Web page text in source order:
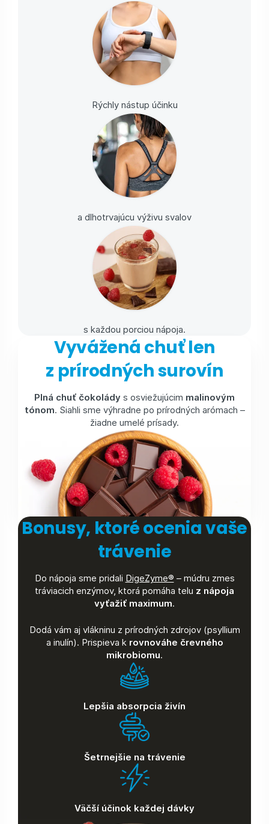
Rýchly nástup účinku
a dlhotrvajúcu výživu svalov
s každou porciou nápoja.
Vyvážená chuť len
z prírodných surovín
Plná chuť čokolády s osviežujúcim malinovým
tónom. Siahli sme výhradne po prírodných arómach –
žiadne umelé prísady.
Bonusy, ktoré ocenia vaše
trávenie
Do nápoja sme pridali DigeZyme® – múdru zmes
tráviacich enzýmov, ktorá pomáha telu z nápoja
vyťažiť maximum.
Dodá vám aj vlákninu z prírodných zdrojov (psyllium
a inulín). Prispieva k rovnováhe črevného
mikrobiomu.
Lepšia absorpcia živín
Šetrnejšie na trávenie
Väčší účinok každej dávky